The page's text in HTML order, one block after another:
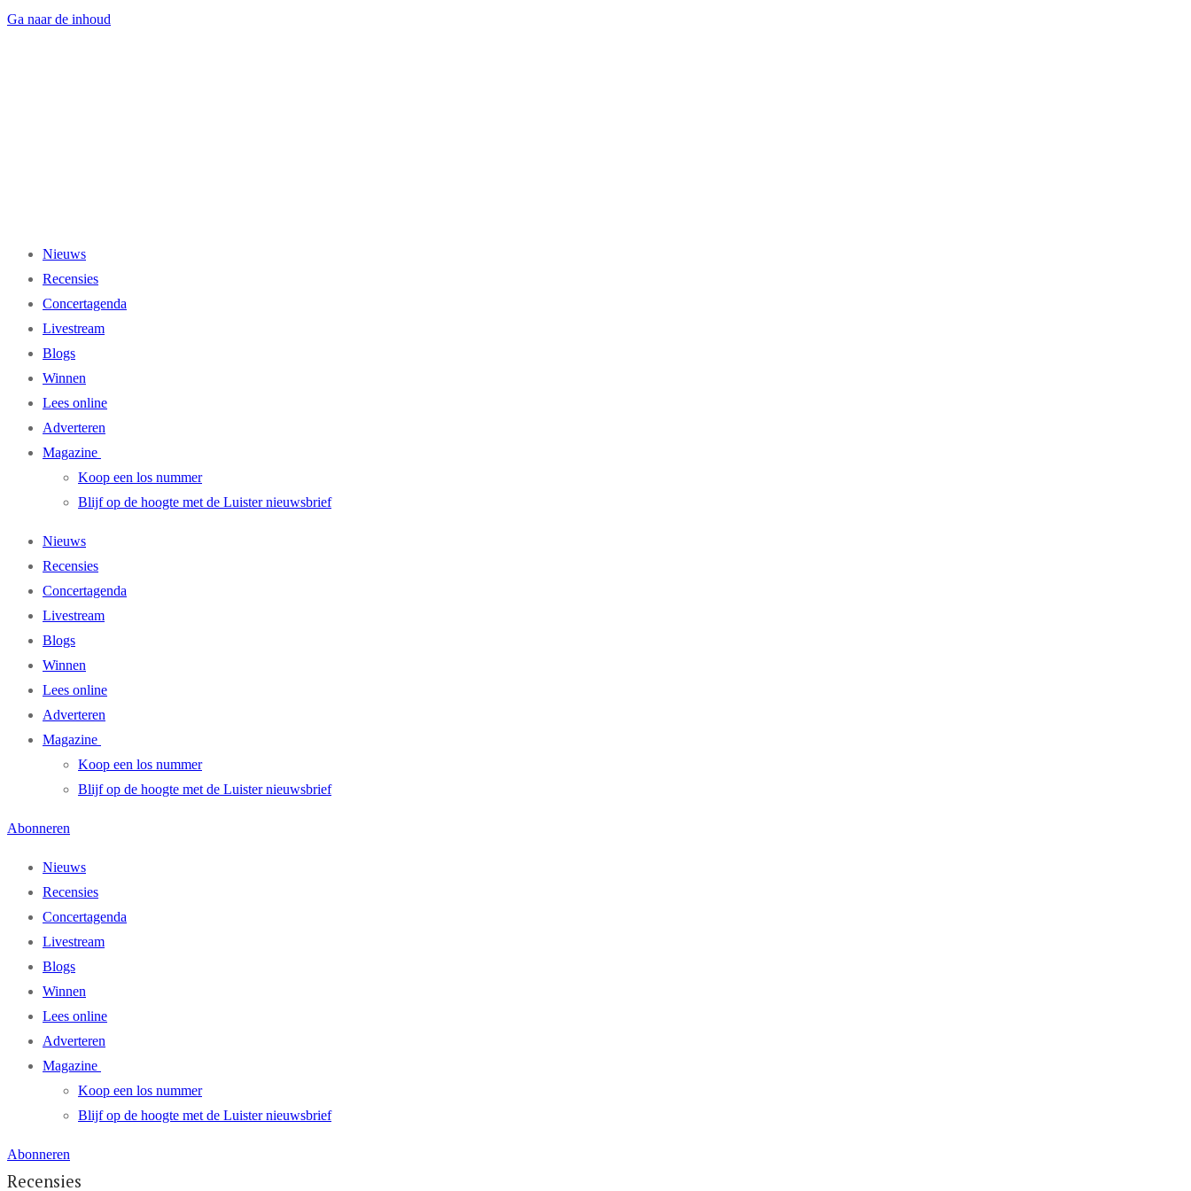
Ga naar de inhoud
Nieuws
Recensies
Concertagenda
Livestream
Blogs
Winnen
Lees online
Adverteren
Magazine
Koop een los nummer
Blijf op de hoogte met de Luister nieuwsbrief
Nieuws
Recensies
Concertagenda
Livestream
Blogs
Winnen
Lees online
Adverteren
Magazine
Koop een los nummer
Blijf op de hoogte met de Luister nieuwsbrief
Abonneren
Nieuws
Recensies
Concertagenda
Livestream
Blogs
Winnen
Lees online
Adverteren
Magazine
Koop een los nummer
Blijf op de hoogte met de Luister nieuwsbrief
Abonneren
Recensies